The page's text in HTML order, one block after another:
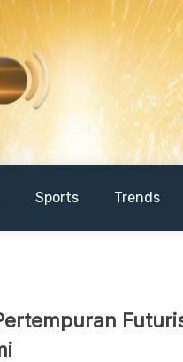
Sports Trends